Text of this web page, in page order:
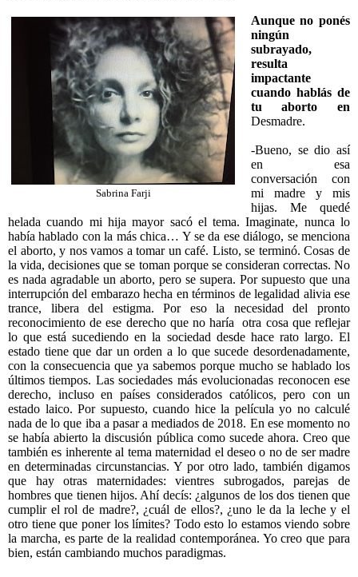
Sabrina Farji
Aunque no ponés
ningún
subrayado,
resulta
impactante
cuando hablás de
tu aborto en
Desmadre.
-Bueno, se dio así
en esa
conversación con
mi madre y mis
hijas. Me quedé
helada cuando mi hija mayor sacó el tema. Imaginate, nunca lo
había hablado con la más chica… Y se da ese diálogo, se menciona
el aborto, y nos vamos a tomar un café. Listo, se terminó. Cosas de
la vida, decisiones que se toman porque se consideran correctas. No
es nada agradable un aborto, pero se supera. Por supuesto que una
interrupción del embarazo hecha en términos de legalidad alivia ese
trance, libera del estigma. Por eso la necesidad del pronto
reconocimiento de ese derecho que no haría
otra cosa que reflejar
lo que está sucediendo en la sociedad desde hace rato largo. El
estado tiene que dar un orden a lo que sucede desordenadamente,
con la consecuencia que ya sabemos porque mucho se hablado los
últimos tiempos. Las sociedades más evolucionadas reconocen ese
derecho, incluso en países considerados católicos, pero con un
estado laico. Por supuesto, cuando hice la película yo no calculé
nada de lo que iba a pasar a mediados de 2018. En ese momento no
se había abierto la discusión pública como sucede ahora. Creo que
también es inherente al tema maternidad el deseo o no de ser madre
en determinadas circunstancias. Y por otro lado, también digamos
que hay otras maternidades: vientres subrogados, parejas de
hombres que tienen hijos. Ahí decís: ¿algunos de los dos tienen que
cumplir el rol de madre?, ¿cuál de ellos?, ¿uno le da la leche y el
otro tiene que poner los límites? Todo esto lo estamos viendo sobre
la marcha, es parte de la realidad contemporánea. Yo creo que para
bien, están cambiando muchos paradigmas.